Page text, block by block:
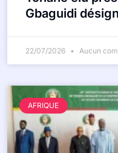
Gbaguidi
22/07/2026 Aucun
AFRIQUE